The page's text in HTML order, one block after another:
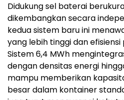
Didukung sel baterai
dikembangkan secara
kedua sistem baru ini
yang lebih tinggi dan
Sistem 6,4 MWh
dengan densitas energi
mampu memberikan
besar dalam kontainer